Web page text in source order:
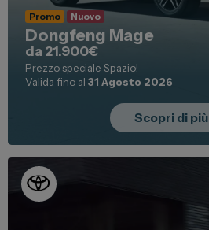
Promo Nuovo
Dongfeng Mage
da 21.900€
Prezzo speciale Spazio!
Valida fino al31 Agosto 2026
Scopri di più